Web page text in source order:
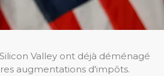
Valley ont déjà déménagé
augmentations d'impôts.